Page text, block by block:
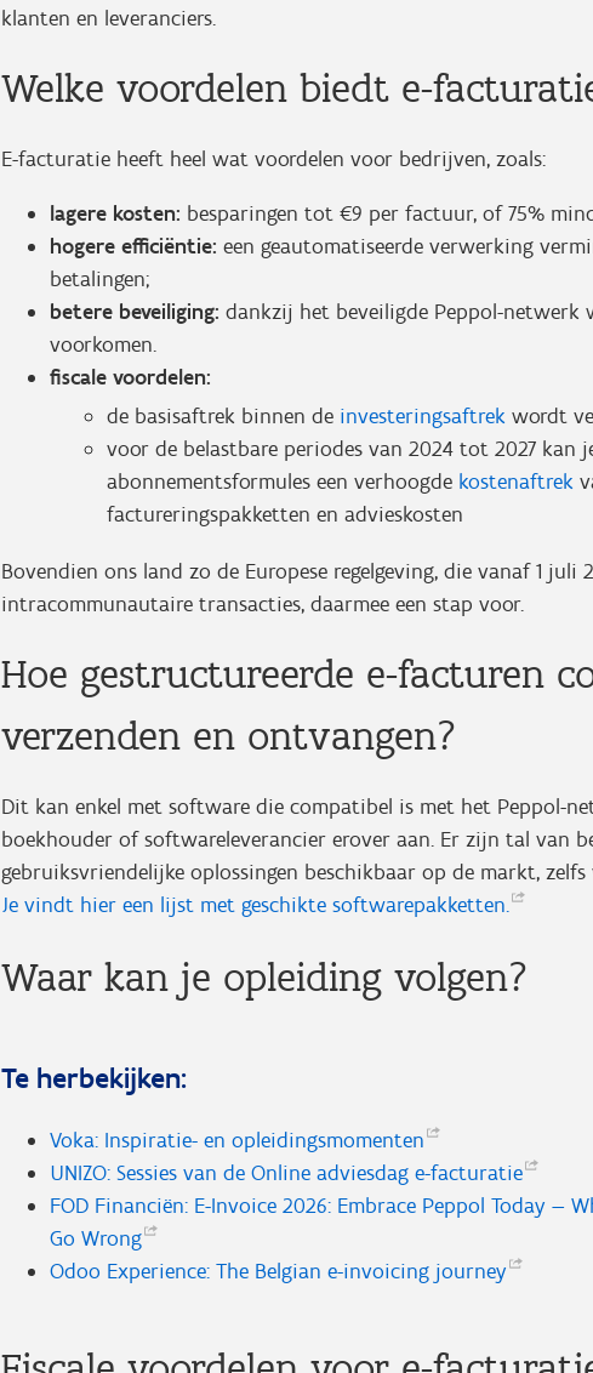
klanten en leveranciers.
Welke voordelen biedt e-
E-facturatie heeft heel wat voordelen voor bedrijven, zoals:
lagere kosten: besparingen tot €9 per factuur, of 75%
hogere efficiëntie: een geautomatiseerde verwerking
betalingen;
betere beveiliging: dankzij het beveiligde Peppol-
voorkomen.
fiscale voordelen:
de basisaftrek binnen de investeringsaftrek wordt
voor de belastbare periodes van 2024 tot 2027 kan
abonnementsformules een verhoogde kostenaftrek
factureringspakketten en advieskosten
Bovendien ons land zo de Europese regelgeving, die vanaf 1
intracommunautaire transacties, daarmee een stap voor.
Hoe gestructureerde e-facturen
verzenden en ontvangen?
Dit kan enkel met software die compatibel is met het Peppol-
boekhouder of softwareleverancier erover aan. Er zijn tal van
gebruiksvriendelijke oplossingen beschikbaar op de markt,
Je vindt hier een lijst met geschiktesoftwarepakketten.
Waar kan je opleiding volgen?
Te herbekijken:
Voka: Inspiratie- enopleidingsmomenten
UNIZO: Sessies van de Online adviesdage-facturatie
FOD Financiën: E-Invoice 2026: Embrace Peppol Today —
GoWrong
Odoo Experience: The Belgian e-invoicing journey